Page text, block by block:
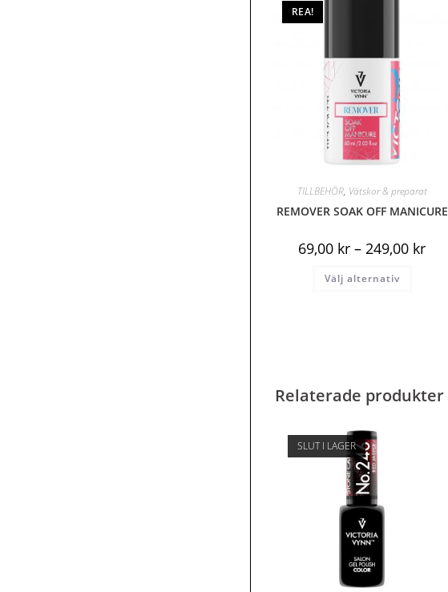
REA!
TILLBEHÖR, Vätskor & preparat
REMOVER SOAK OFF MANICURE
69,00 kr – 249,00 kr
Välj alternativ
Relaterade produkter
SLUT I LAGER